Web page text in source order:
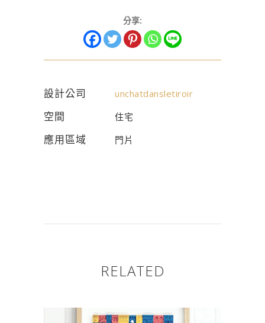
分享:
設計公司 unchatdansletiroir
空間 住宅
應用區域 門片
RELATED